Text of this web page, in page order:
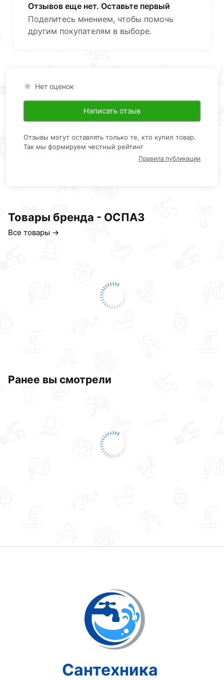
Отзывов еще нет. Оставьте первый
Поделитесь мнением, чтобы помочь
другим покупателям в выборе.
Нет оценок
Написать отзыв
Отзывы могут оставлять только те, кто купил товар.
Так мы формируем честный рейтинг
Правила публикации
Товары бренда - ОСПАЗ
Все товары →
Ранее вы смотрели
Сантехника